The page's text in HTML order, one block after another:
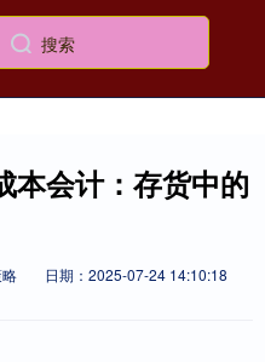
本会计：存货中的
日期：2025-07-24 14:10:18